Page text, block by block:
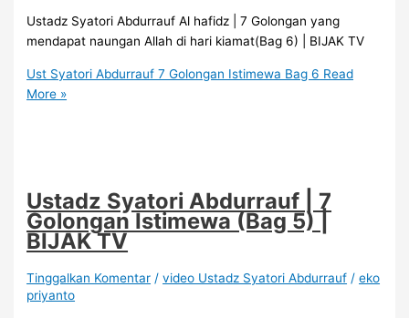
Ustadz Syatori Abdurrauf Al hafidz | 7 Golongan yang
mendapat naungan Allah di hari kiamat(Bag 6) | BIJAK TV
Ust Syatori Abdurrauf 7 Golongan Istimewa Bag 6 Read
More »
Ustadz Syatori Abdurrauf | 7
Golongan Istimewa (Bag 5) |
BIJAK TV
Tinggalkan Komentar /video Ustadz Syatori Abdurrauf /eko
priyanto